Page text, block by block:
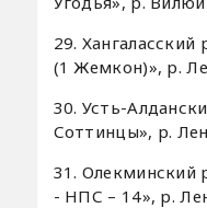
29.
(1 Жемкон)», р.
30. Усть-
Соттинцы», р.
31. Олекминский
- НПС – 14», р.